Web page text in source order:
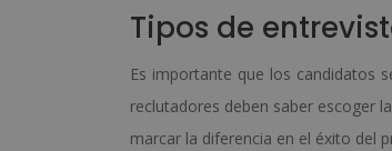
Tipos de
Es importante que los candidatos
reclutadores deben saber escoger
marcar la diferencia en el éxito del